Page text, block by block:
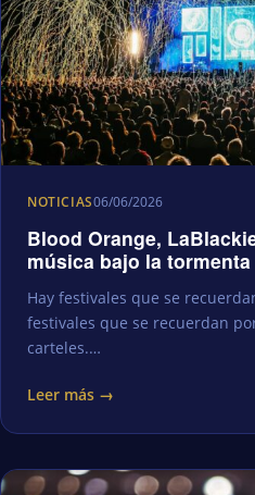
NOTICIAS06/06/2026
Blood Orange,
música bajo la tormenta
Hay festivales que se
festivales que se recuerdan
carteles.…
Leer más →